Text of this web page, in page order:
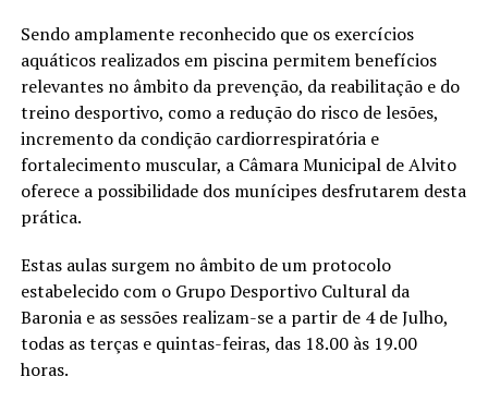
Sendo amplamente reconhecido que os exercícios
aquáticos realizados em piscina permitem benefícios
relevantes no âmbito da prevenção, da reabilitação e do
treino desportivo, como a redução do risco de lesões,
incremento da condição cardiorrespiratória e
fortalecimento muscular, a Câmara Municipal de Alvito
oferece a possibilidade dos munícipes desfrutarem desta
prática.
Estas aulas surgem no âmbito de um protocolo
estabelecido com o Grupo Desportivo Cultural da
Baronia e as sessões realizam-se a partir de 4 de Julho,
todas as terças e quintas-feiras, das 18.00 às 19.00
horas.